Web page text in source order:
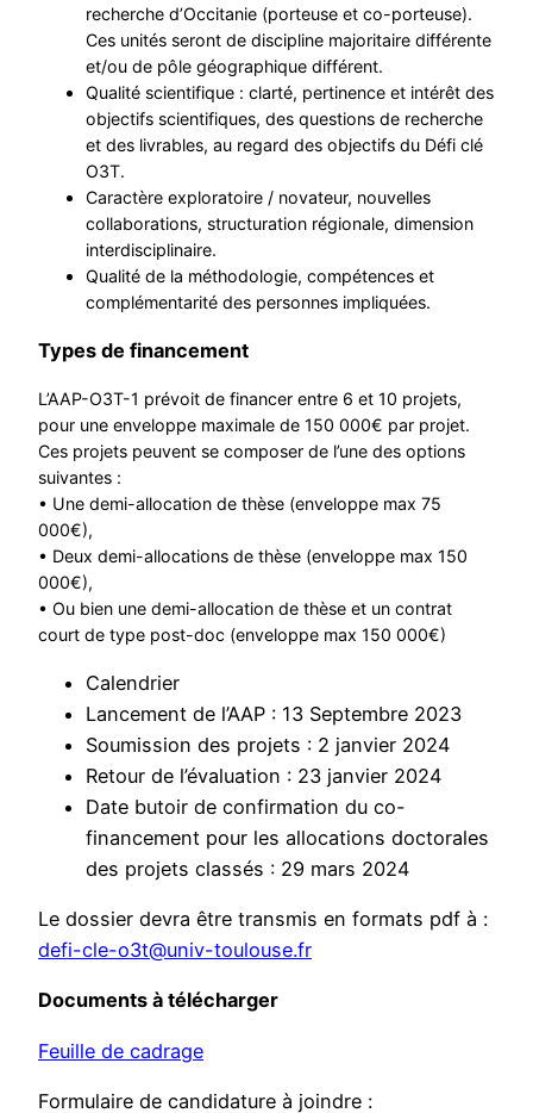
recherche d’Occitanie (porteuse et co-porteuse).
Ces unités seront de discipline majoritaire différente
et/ou de pôle géographique différent.
Qualité scientifique : clarté, pertinence et intérêt des
objectifs scientifiques, des questions de recherche
et des livrables, au regard des objectifs du Défi clé
O3T.
Caractère exploratoire / novateur, nouvelles
collaborations, structuration régionale, dimension
interdisciplinaire.
Qualité de la méthodologie, compétences et
complémentarité des personnes impliquées.
Types de financement
L’AAP-O3T-1 prévoit de financer entre 6 et 10 projets,
pour une enveloppe maximale de 150 000€ par projet.
Ces projets peuvent se composer de l’une des options
suivantes :
• Une demi-allocation de thèse (enveloppe max 75
000€),
• Deux demi-allocations de thèse (enveloppe max 150
000€),
• Ou bien une demi-allocation de thèse et un contrat
court de type post-doc (enveloppe max 150 000€)
Calendrier
Lancement de l’AAP : 13 Septembre 2023
Soumission des projets : 2 janvier 2024
Retour de l’évaluation : 23 janvier 2024
Date butoir de confirmation du co-
financement pour les allocations doctorales
des projets classés : 29 mars 2024
Le dossier devra être transmis en formats pdf à :
defi-cle-o3t@univ-toulouse.fr
Documents à télécharger
Feuille de cadrage
Formulaire de candidature à joindre :